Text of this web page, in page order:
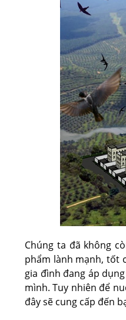
Chúng ta đã không
phẩm lành mạnh, tốt
gia đình đang áp
mình. Tuy nhiên để
đây sẽ cung cấp đến